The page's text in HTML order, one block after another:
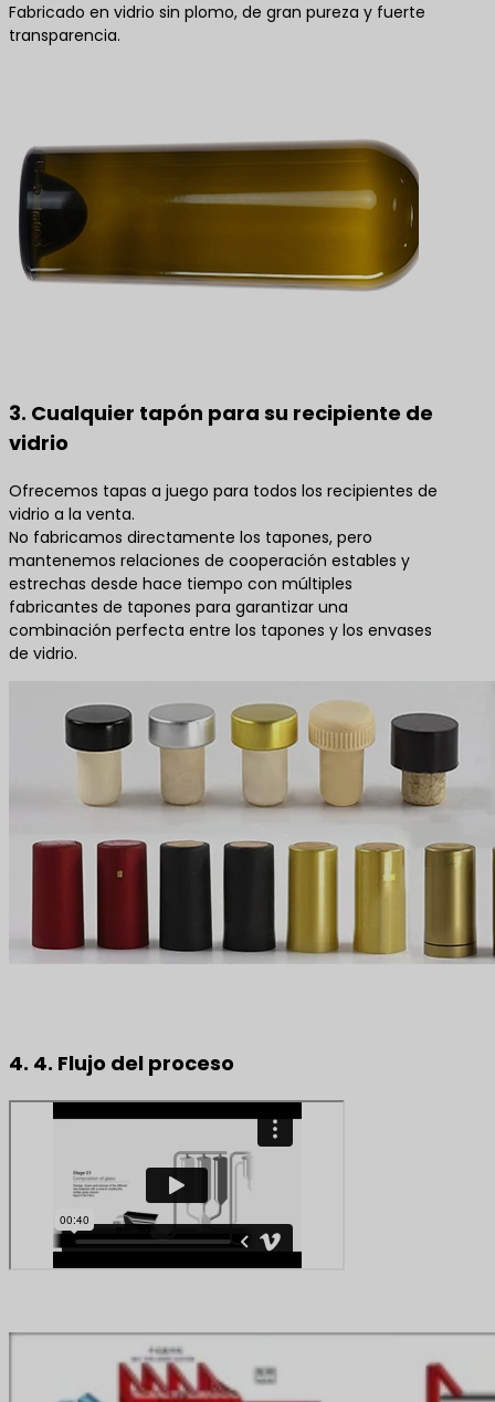
Fabricado en vidrio sin plomo, de gran pureza y fuerte
transparencia.
3. Cualquier tapón para su recipiente de
vidrio
Ofrecemos tapas a juego para todos los recipientes de
vidrio a la venta.
No fabricamos directamente los tapones, pero
mantenemos relaciones de cooperación estables y
estrechas desde hace tiempo con múltiples
fabricantes de tapones para garantizar una
combinación perfecta entre los tapones y los envases
de vidrio.
4. 4. Flujo del proceso